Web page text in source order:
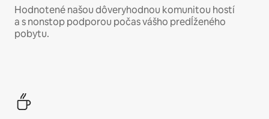
Hodnotené našou dôveryhodnou komunitou hostí
a s nonstop podporou počas vášho predĺženého
pobytu.